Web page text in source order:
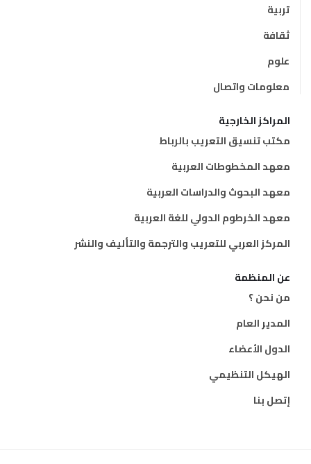
تربية
ثقافة
علوم
معلومات واتصال
المراكز الخارجية
مكتب تنسيق التعريب بالرباط
معهد المخطوطات العربية
معهد البحوث والدراسات العربية
معهد الخرطوم الدولي للغة العربية
المركز العربي للتعريب والترجمة والتأليف والنشر
عن المنظمة
من نحن ؟
المدير العام
الدول الأعضاء
الهيكل التنظيمي
إتصل بنا